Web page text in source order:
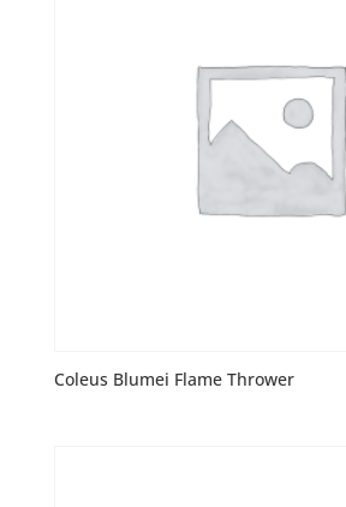
Coleus Blumei Flame Thrower